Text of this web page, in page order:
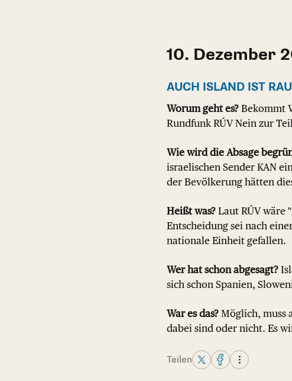
10. Dezember
AUCH ISLAND IST
Worum geht es? Bekommt
Rundfunk RÚV Nein zur
Wie wird die Absage
israelischen Sender KAN
der Bevölkerung hätten
Heißt was? Laut RÚV wäre
Entscheidung sei nach
nationale Einheit gefallen.
Wer hat schon abgesagt?
sich schon Spanien,
War es das? Möglich, muss
dabei sind oder nicht. Es
Teilen